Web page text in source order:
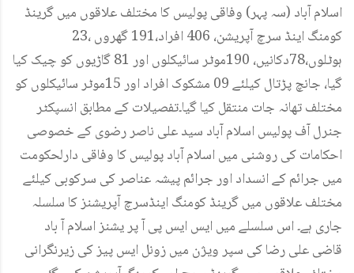
اسلام آباد (سہ پہر) وفاقی پولیس کا مختلف علاقوں میں گرینڈ
کومنگ اینڈ سرچ آپریشن، 406 افراد،191 گھروں ،23
ہوٹلوں،78دکانیں، 190موٹر سائیکلوں اور 81 گاڑیوں کو چیک کیا
گیا، جانچ پڑتال کیلئے 09 مشکوک افراد اور 15موٹر سائیکلوں کو
مختلف تھانہ جات منتقل کیا گیا۔تفصیلات کے مطابق انسپکٹر
جنرل آف پولیس اسلام آباد سید علی ناصر رضوی کے خصوصی
احکامات کی روشنی میں اسلام آباد پولیس کا وفاقی دارلحکومت
میں جرائم کے انسداد اور جرائم پیشہ عناصر کی سرکوبی کیلئے
مختلف علاقوں میں گرینڈ کومنگ اینڈسرچ آپریشنز کا سلسلہ
جاری ہے۔ اس سلسلے میں ایس ایس پی آ پر یشنز اسلام آ باد
قاضی علی رضا کی سپر ویژن میں زونل ایس پیز کی زیرنگرانی